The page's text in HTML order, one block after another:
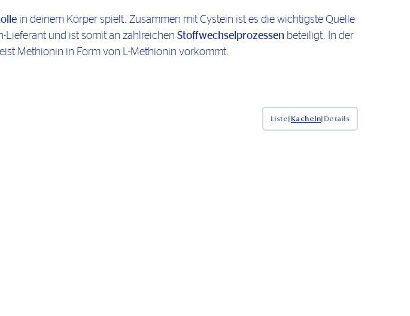
in deinem Körper spielt. Zusammen mit Cystein ist es die wichtigste Quelle
Lieferant und ist somit an zahlreichen Stoffwechselprozessen beteiligt. In der
Methionin in Form von L-Methionin vorkommt.
Liste| Kacheln| Details